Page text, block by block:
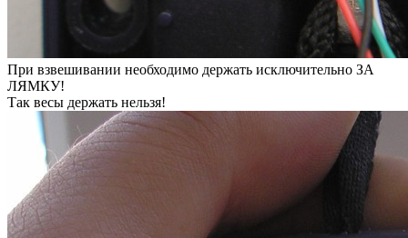
При взвешивании необходимо держать исключительно ЗА
ЛЯМКУ!
Так весы держать нельзя!